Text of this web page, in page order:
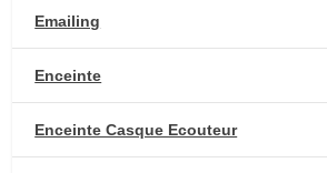
Emailing
Enceinte
Enceinte Casque Ecouteur